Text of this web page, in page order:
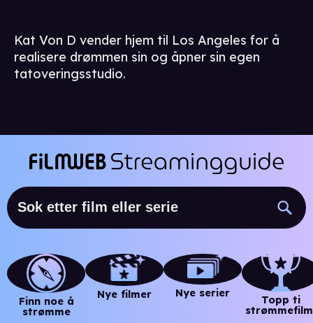
Kat Von D vender hjem til Los Angeles for å
realisere drømmen sin og åpner sin egen
tatoveringsstudio.
Finn noe å
strømme
Nye filmer Nye serier
Topp ti